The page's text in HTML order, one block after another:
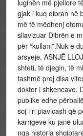
luginën më pjellore
gjak i kuq dibran në
më të mëdhenj
sllavizuar Dibrën e
për “kullani”.Nuk e
arsyeje, ASNJË
shteti, të djegin, të
tashmë prej disa
doktor i shkencave.
publike edhe
soj i ri piavicash që
karrigeve ku janë
nga historia